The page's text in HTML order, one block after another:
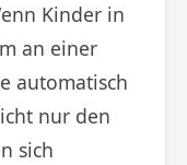
Kinder in
an einer
automatisch
nur den
sich